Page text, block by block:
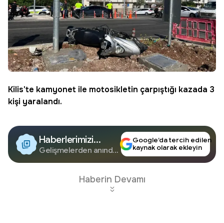
Kilis'te kamyonet ile motosikletin çarpıştığı kazada 3
kişi yaralandı.
Haberlerimizi
Google'da Takip
Edin
Gelişmelerden anında
Google’da tercih edilen
kaynak olarak ekleyin
Haberin Devamı